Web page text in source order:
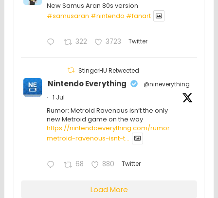
New Samus Aran 80s version
#samusaran #nintendo #fanartㅤㅤㅤㅤ
322 3723 Twitter
StingerHU Retweeted
Nintendo Everything
@nineverything
·
1 Jul
Rumor: Metroid Ravenous isn’t the only
new Metroid game on the way
https://nintendoeverything.com/rumor-
metroid-ravenous-isnt-t...
68 880 Twitter
Load More